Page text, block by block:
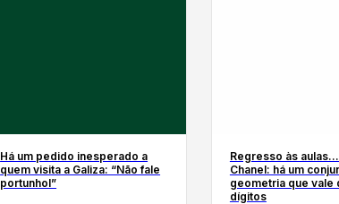
Há um pedido inesperado a
quem visita a Galiza: “Não fale
portunhol”
Regresso às
Chanel: há um
geometria que vale
dígitos